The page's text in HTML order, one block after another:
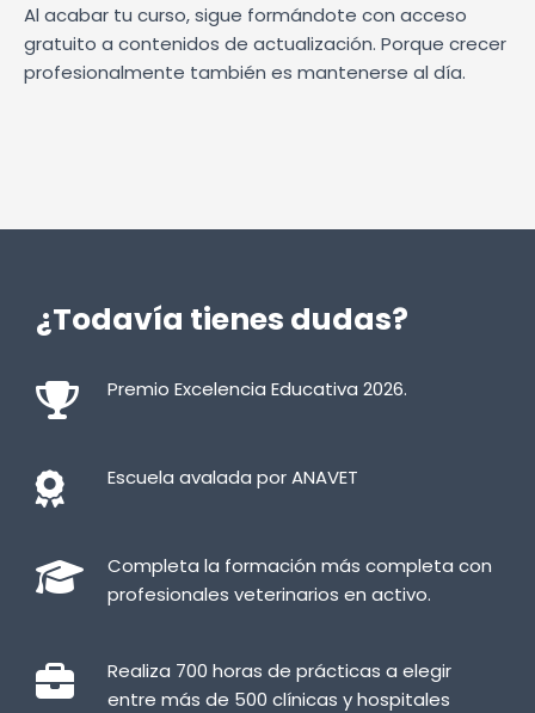
Al acabar tu curso, sigue formándote con acceso
gratuito a contenidos de actualización. Porque crecer
profesionalmente también es mantenerse al día.
¿Todavía tienes dudas?
Premio Excelencia Educativa 2026.
Escuela avalada por ANAVET
Completa la formación más completa con
profesionales veterinarios en activo.
Realiza 700 horas de prácticas a elegir
entre más de 500 clínicas y hospitales